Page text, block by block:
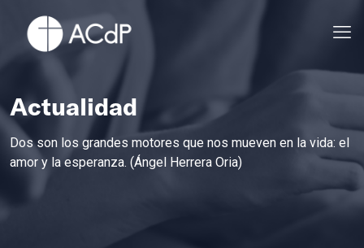
Actualidad
Dos son los grandes motores que nos mueven en la vida: el
amor y la esperanza. (Ángel Herrera Oria)